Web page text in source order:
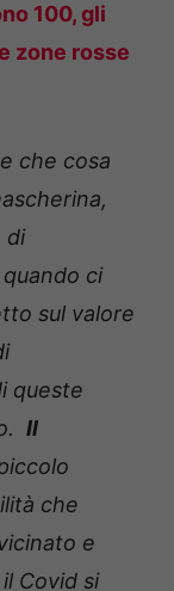
100, gli
zone rosse
che cosa
di
ci
sul valore
queste
Il
che
e
Covid si